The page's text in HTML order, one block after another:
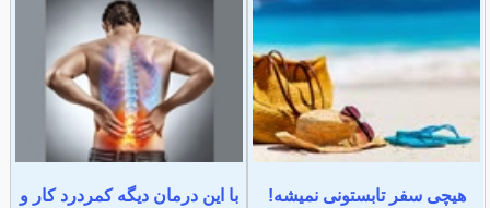
هیچی سفر تابستونی نمیشه!
با این درمان دیگه کمردرد کار و